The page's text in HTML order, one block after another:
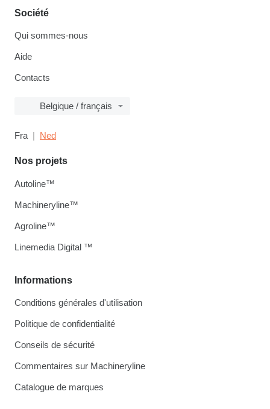
Société
Qui sommes-nous
Aide
Contacts
Belgique / français
Fra Ned
Informations
Conditions générales d'utilisation
Politique de confidentialité
Conseils de sécurité
Commentaires sur Machineryline
Catalogue de marques
Nos projets
Autoline™
Machineryline™
Agroline™
Linemedia Digital ™